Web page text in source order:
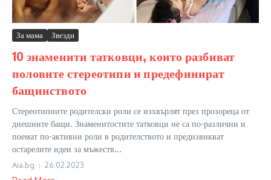
За мама Звезди
10 знаменити татковци, които разбиват
половите стереотипи и предефинират
бащинството
Стереотипните родителски роли се изхвърлят през прозореца от
днешните бащи. Знаменитостите татковци не са по-различни и
поемат по-активни роли в родителството и предизвикват
остарелите идеи за мъжеств...
Aia.bg 26.02.2023